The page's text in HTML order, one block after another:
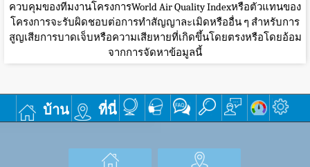
ควบคุมของทีมงานโครงการWorld Air Quality Indexหรือตัวแทนของ
โครงการจะรับผิดชอบต่อการทำสัญญาละเมิดหรืออื่น ๆ สำหรับการ
สูญเสียการบาดเจ็บหรือความเสียหายที่เกิดขึ้นโดยตรงหรือโดยอ้อม
จากการจัดหาข้อมูลนี้
บ้าน ที่นี่